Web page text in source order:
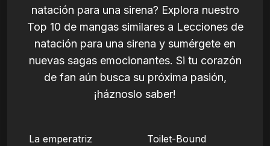
natación para una sirena? Explora nuestro
Top 10 de mangas similares a Lecciones de
natación para una sirena y sumérgete en
nuevas sagas emocionantes. Si tu corazón
de fan aún busca su próxima pasión,
¡háznoslo saber!
La emperatriz
Toilet-Bound